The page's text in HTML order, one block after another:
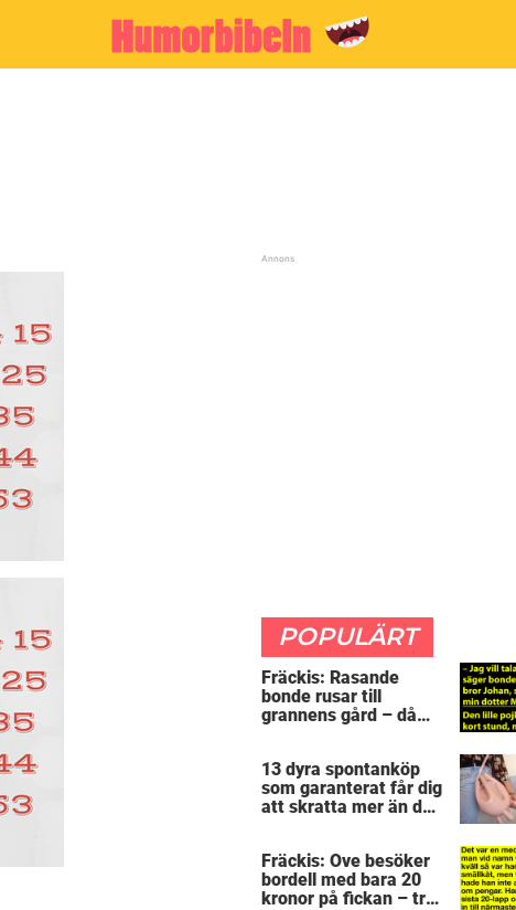
POPULÄRT
Fräckis: Rasande
bonde rusar till
grannens gård – då
mållös
13 dyra spontanköp
som garanterat får dig
att skratta mer än du
Fräckis: Ove besöker
bordell med bara 20
kronor på fickan – tre